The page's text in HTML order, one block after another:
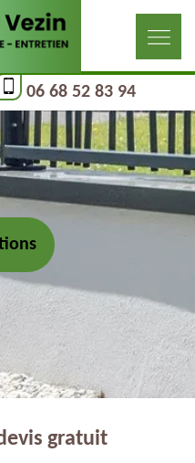
06 68 52 83 94
gratuit